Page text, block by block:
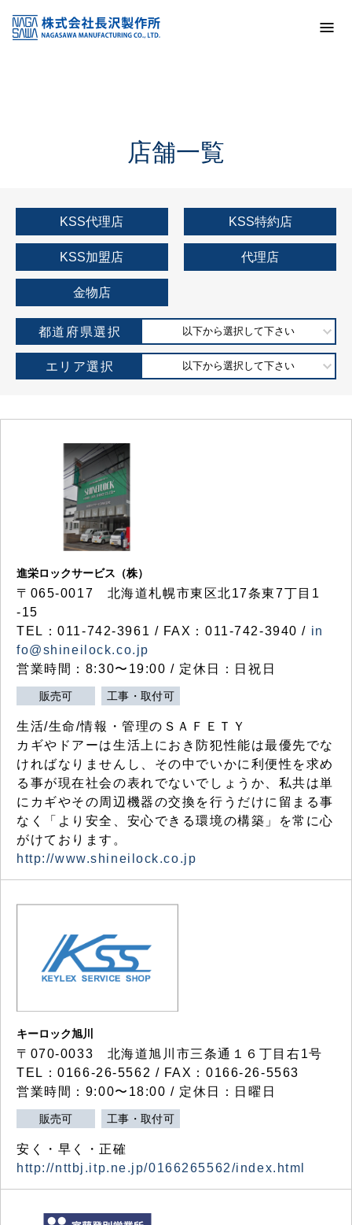
KSS加盟店・取扱店情報
店舗一覧
店舗一覧
KSS代理店 KSS特約店
KSS加盟店 代理店
金物店
都道府県選択 以下から選択して下さい
エリア選択 以下から選択して下さい
進栄ロックサービス（株）
〒065-0017 北海道札幌市東区北17条東7丁目1
-15
TEL：011-742-3961 / FAX：011-742-3940 / in
fo@shineilock.co.jp
営業時間：8:30〜19:00 / 定休日：日祝日
販売可 工事・取付可
生活/生命/情報・管理のＳＡＦＥＴＹ
カギやドアーは生活上におき防犯性能は最優先でな
ければなりませんし、その中でいかに利便性を求め
る事が現在社会の表れでないでしょうか、私共は単
にカギやその周辺機器の交換を行うだけに留まる事
なく「より安全、安心できる環境の構築」を常に心
がけております。
http://www.shineilock.co.jp
キーロック旭川
〒070-0033 北海道旭川市三条通１６丁目右1号
TEL：0166-26-5562 / FAX：0166-26-5563
営業時間：9:00〜18:00 / 定休日：日曜日
販売可 工事・取付可
安く・早く・正確
http://nttbj.itp.ne.jp/0166265562/index.html